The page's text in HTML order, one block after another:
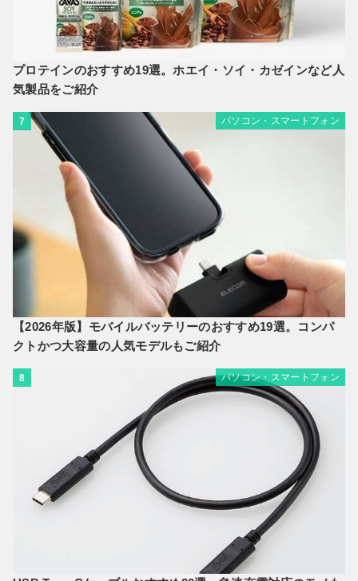
プロテインのおすすめ19選。ホエイ・ソイ・カゼインなど人
気製品をご紹介
7 パソコン・スマートフォン
【2026年版】モバイルバッテリーのおすすめ19選。コンパ
クトかつ大容量の人気モデルもご紹介
8 パソコン・スマートフォン